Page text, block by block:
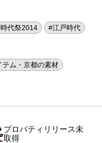
代祭2014
#江戸時代
テム・京都の素材
プロパティリリース未
取得